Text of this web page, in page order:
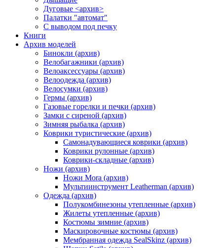
Дуговые <архив>
Палатки "автомат"
C выводом под печку
Книги
Архив моделей
Бинокли (архив)
Велобагажники (архив)
Велоаксессуары (архив)
Велоодежда (архив)
Велосумки (архив)
Гермы (архив)
Газовые горелки и печки (архив)
Замки с сиреной (архив)
Зимняя рыбалка (архив)
Коврики туристические (архив)
Самонадувающиеся коврики (архив)
Коврики рулонные (архив)
Коврики-складные (архив)
Ножи (архив)
Ножи Mora (архив)
Мультиинструмент Leatherman (архив)
Одежда (архив)
Полукомбинезоны утепленные (архив)
Жилеты утепленные (архив)
Костюмы зимние (архив)
Маскировочные костюмы (архив)
Мембранная одежда SealSkinz (архив)